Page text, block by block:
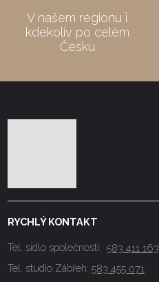
V našem regionu i
kdekoliv po celém
Česku
RYCHLÝ KONTAKT
Tel. sídlo společnosti: 583 411 163
Tel. studio Zábřeh: 583 455 071